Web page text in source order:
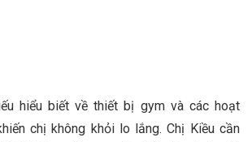
hiểu biết về thiết bị gym và các hoạt
chị không khỏi lo lắng. Chị Kiều cần